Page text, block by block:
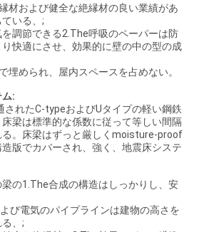
材および健全な絶縁材の良い業績があ
いる、;
調節できる2.The呼吸のペーパーは防
快適にさせ、効果的に壁の中の型の成
埋められ、屋内スペースを占めない。
:
れたC-typeおよびUタイプの軽い鋼鉄
梁は標準的な係数に従って等しい間隔
る。床梁はずっと厳しくmoisture-proof
版でカバーされ、強く、地震床システ
の1.The合成の構造はしっかりし、安
び電気のパイプラインは建物の高さを
、;